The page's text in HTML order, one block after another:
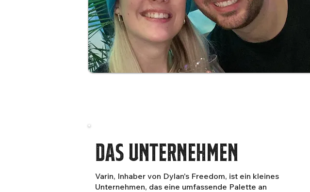
das Unternehmen
Varin, Inhaber von Dylan's Freedom, ist ein kleines
Unternehmen, das eine umfassende Palette an